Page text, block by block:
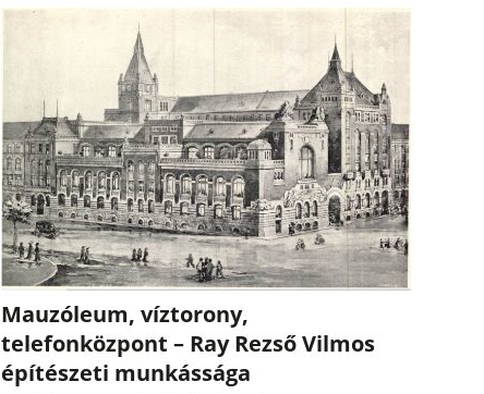
Mauzóleum, víztorony,
telefonközpont – Ray Rezső Vilmos
építészeti munkássága